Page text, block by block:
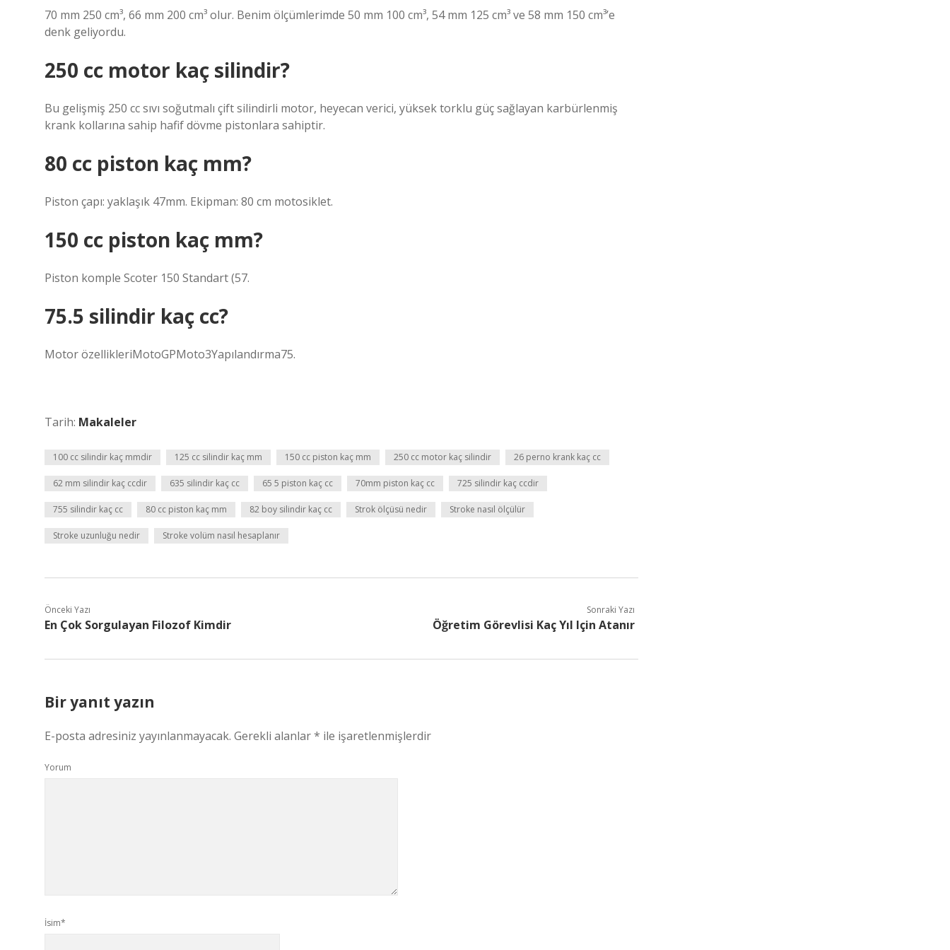
70 mm 250 cm³, 66 mm 200 cm³ olur. Benim ölçümlerimde 50 mm 100 cm³, 54 mm 125 cm³ ve 58 mm 150 cm³’e
denk geliyordu.
250 cc motor kaç silindir?
Bu gelişmiş 250 cc sıvı soğutmalı çift silindirli motor, heyecan verici, yüksek torklu güç sağlayan karbürlenmiş
krank kollarına sahip hafif dövme pistonlara sahiptir.
80 cc piston kaç mm?
Piston çapı: yaklaşık 47mm. Ekipman: 80 cm motosiklet.
150 cc piston kaç mm?
Piston komple Scoter 150 Standart (57.
75.5 silindir kaç cc?
Motor özellikleriMotoGPMoto3Yapılandırma75.
Tarih: Makaleler
100 cc silindir kaç mmdir 125 cc silindir kaç mm 150 cc piston kaç mm 250 cc motor kaç silindir 26 perno krank kaç cc
62 mm silindir kaç ccdir 635 silindir kaç cc 65 5 piston kaç cc 70mm piston kaç cc 725 silindir kaç ccdir
755 silindir kaç cc 80 cc piston kaç mm 82 boy silindir kaç cc Strok ölçüsü nedir Stroke nasıl ölçülür
Stroke uzunluğu nedir Stroke volüm nasıl hesaplanır
Önceki Yazı
En Çok Sorgulayan Filozof Kimdir
Sonraki Yazı
Öğretim Görevlisi Kaç Yıl Için Atanır
Bir yanıt yazın
E-posta adresiniz yayınlanmayacak. Gerekli alanlar* ile işaretlenmişlerdir
Yorum
İsim*